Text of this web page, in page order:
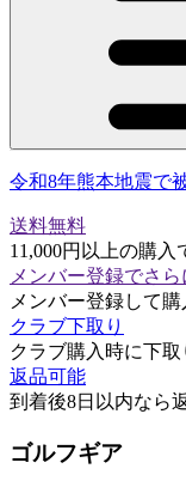
令和8年熊本地震で
送料無料
11,000円以上の購入
メンバー登録でさら
メンバー登録して
クラブ下取り
クラブ購入時に下
返品可能
到着後8日以内なら
ゴルフギア